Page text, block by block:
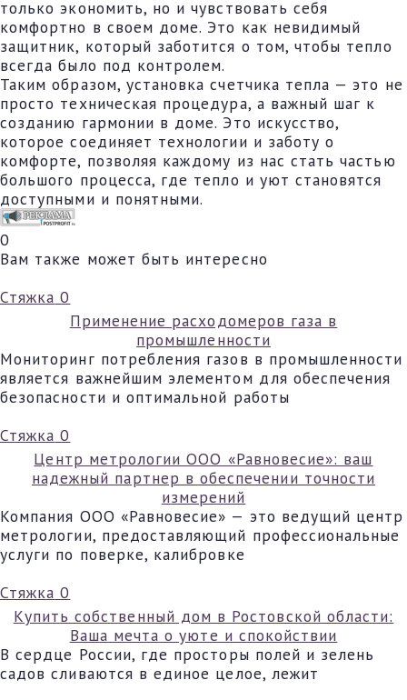
только экономить, но и чувствовать себя
комфортно в своем доме. Это как невидимый
защитник, который заботится о том, чтобы тепло
всегда было под контролем.
Таким образом, установка счетчика тепла — это не
просто техническая процедура, а важный шаг к
созданию гармонии в доме. Это искусство,
которое соединяет технологии и заботу о
комфорте, позволяя каждому из нас стать частью
большого процесса, где тепло и уют становятся
доступными и понятными.
0
Вам также может быть интересно
Стяжка 0
Применение расходомеров газа в
промышленности
Мониторинг потребления газов в промышленности
является важнейшим элементом для обеспечения
безопасности и оптимальной работы
Стяжка 0
Центр метрологии ООО «Равновесие»: ваш
надежный партнер в обеспечении точности
измерений
Компания ООО «Равновесие» — это ведущий центр
метрологии, предоставляющий профессиональные
услуги по поверке, калибровке
Стяжка 0
Купить собственный дом в Ростовской области:
Ваша мечта о уюте и спокойствии
В сердце России, где просторы полей и зелень
садов сливаются в единое целое, лежит